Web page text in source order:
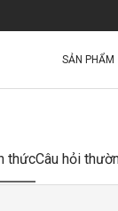
SẢN PHẨM
thứcCâu hỏi